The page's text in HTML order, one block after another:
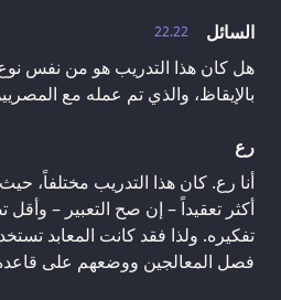
22.22
السائل
هل كان هذا التدريب هو من نفس نوع
بالإيقاظ، والذي تم عمله مع
رع
أنا رع. كان هذا التدريب مختلفاً،
أكثر تعقيداً – إن صح التعبير –
تفكيره. ولذا فقد كانت المعابد
فصل المعالجين ووضعهم على قاعدة